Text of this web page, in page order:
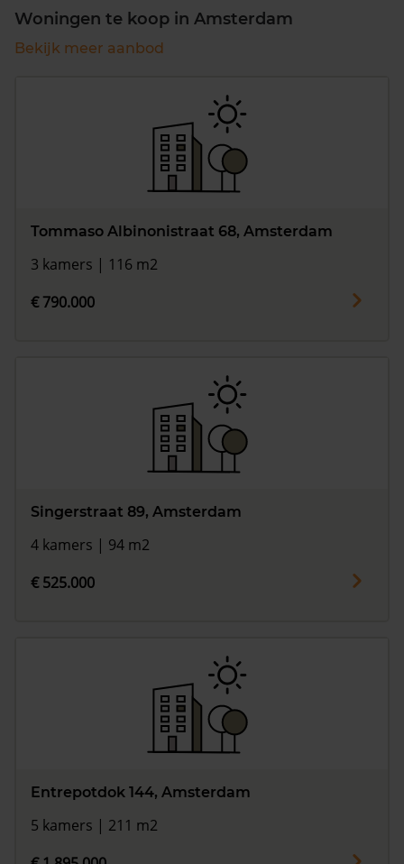
Woningen te koop in Amsterdam
Bekijk meer aanbod
Tommaso Albinonistraat 68, Amsterdam
3 kamers | 116 m2
€ 790.000
Singerstraat 89, Amsterdam
4 kamers | 94 m2
€ 525.000
Entrepotdok 144, Amsterdam
5 kamers | 211 m2